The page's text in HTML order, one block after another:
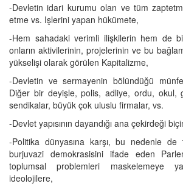
-Devletin idari kurumu olan ve tüm
etme vs. Işlerini yapan hükümete,
-Hem sahadaki verimli ilişkilerin hem de
onların aktivilerinin, projelerinin ve bu
yükselişi olarak görülen Kapitalizme,
-Devletin ve sermayenin bölündüğü
Diğer bir deyişle, polis, adliye, ordu, okul,
sendikalar, büyük çok uluslu firmalar, vs.
-Devlet yapısının dayandığı ana çekirdeği
-Politika dünyasına karşı, bu nedenle
burjuvazi demokrasisini ifade eden
toplumsal problemleri maskelemeye
ideolojilere,